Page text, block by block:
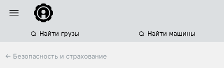
Найти грузы Найти машины
← Безопасность и страхование